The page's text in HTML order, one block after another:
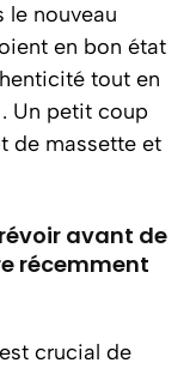
le nouveau
en bon état
tout en
Un petit coup
de massette et
avant de
récemment
crucial de